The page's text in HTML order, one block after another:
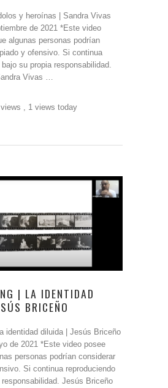
y heroínas | Sandra Vivas
de 2021 *Este video
algunas personas podrían
y ofensivo. Si continua
su propia responsabilidad.
Vivas …
, 1 views today
| LA IDENTIDAD
BRICEÑO
identidad diluida | Jesús Briceño
de 2021 *Este video posee
personas podrían considerar
Si continua reproduciendo
Jesús Briceño